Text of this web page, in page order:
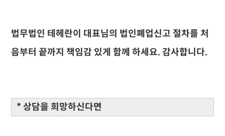
법무법인 테헤란이 대표님의 법인폐업신고 절차를 처
음부터 끝까지 책임감 있게 함께 하세요. 감사합니다.
* 상담을 희망하신다면